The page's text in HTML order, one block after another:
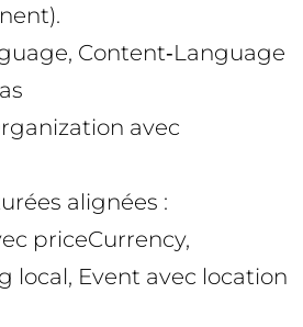
Content‑Language
avec
alignées :
priceCurrency,
local, Event avec location